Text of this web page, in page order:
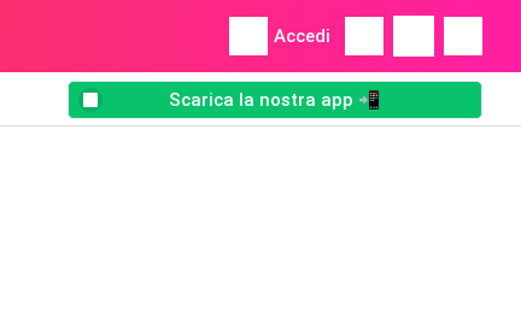
Accedi
Scarica la nostra app 📲